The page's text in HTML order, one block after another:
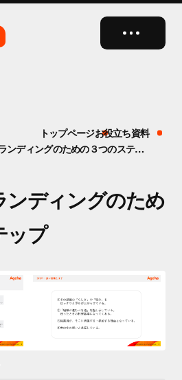
close
トップページお役立ち資料
インナーブランディングのための３つのステップ
ンディングのため
ップ